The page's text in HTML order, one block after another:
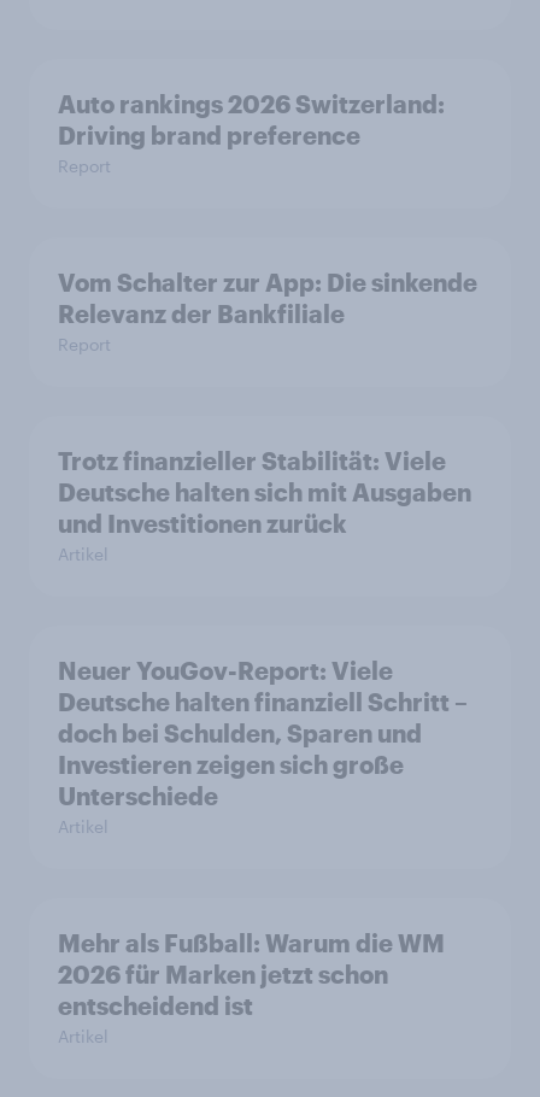
Auto rankings 2026 Switzerland:
Driving brand preference
Report
Vom Schalter zur App: Die sinkende
Relevanz der Bankfiliale
Report
Trotz finanzieller Stabilität: Viele
Deutsche halten sich mit Ausgaben
und Investitionen zurück
Artikel
Neuer YouGov-Report: Viele
Deutsche halten finanziell Schritt –
doch bei Schulden, Sparen und
Investieren zeigen sich große
Unterschiede
Artikel
Mehr als Fußball: Warum die WM
2026 für Marken jetzt schon
entscheidend ist
Artikel